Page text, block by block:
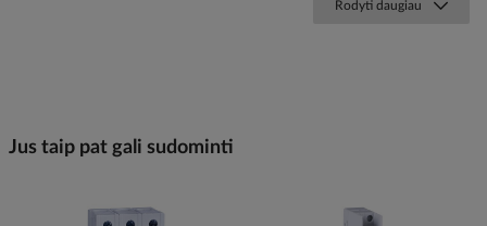
Rodyti daugiau
Jus taip pat gali sudominti